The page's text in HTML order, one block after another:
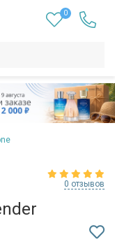
0
0 отзывов